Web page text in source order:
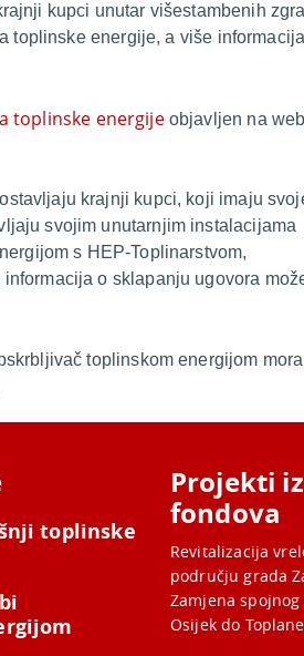
kupci unutar višestambenih
toplinske energije, a više
toplinske energijeobjavljen na web
krajnji kupci, koji imaju
svojim unutarnjim instalacijama
s HEP-Toplinarstvom,
o sklapanju ugovora
toplinskom energijom
toplinske
Projekti iz
fondova
Revitalizacija
području grada
Zamjena spojnog
Osijek do